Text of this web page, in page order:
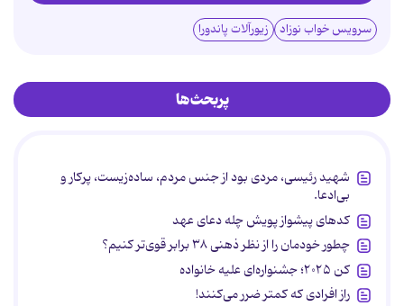
سرویس خواب نوزاد زیورآلات پاندورا
پربحث‌ها
شهید رئیسی، مردی بود از جنس مردم، ساده‌زیست، پرکار و
بی‌ادعا.
کدهای پیشواز پویش چله دعای عهد
چطور خودمان را از نظر ذهنی ۳۸ برابر قوی‌تر کنیم؟
کن ۲۰۲۵؛ جشنواره‌ای علیه خانواده
راز افرادی که کمتر ضرر می‌کنند!